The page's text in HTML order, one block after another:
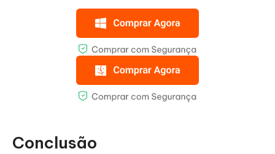
Conclusão